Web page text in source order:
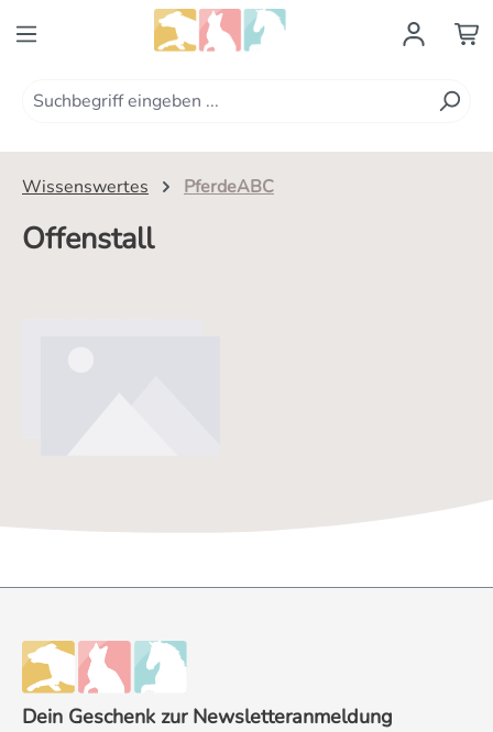
Zum Hauptinhalt springen
Wissenswertes PferdeABC
Offenstall
Dein Geschenk zur Newsletteranmeldung